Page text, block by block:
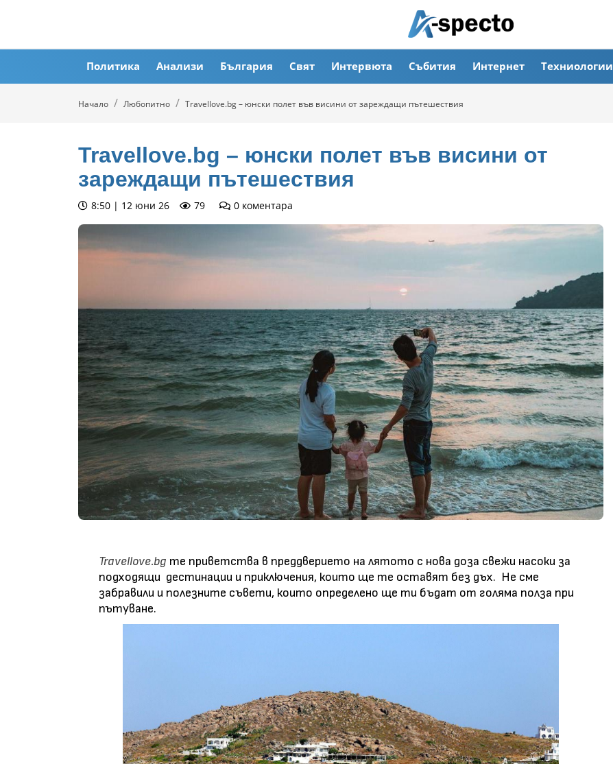
Политика Анализи България Свят Интервюта Събития Интернет Техниологии
Начало Любопитно Travellove.bg – юнски полет във висини от зареждащи пътешествия
Travellove.bg – юнски полет във висини от
зареждащи пътешествия
8:50 | 12 юни 26 79 0 коментара
Travellove.bg те приветства в преддверието на лятото с нова доза свежи насоки за
подходящи дестинации и приключения, които ще те оставят без дъх. Не сме
забравили и полезните съвети, които определено ще ти бъдат от голяма полза при
пътуване.